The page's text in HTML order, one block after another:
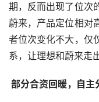
期，反而出现了位次
蔚来，产品定位相对
者位次变化不大，仅
系，让理想和蔚来走
部分合资回暖，自主